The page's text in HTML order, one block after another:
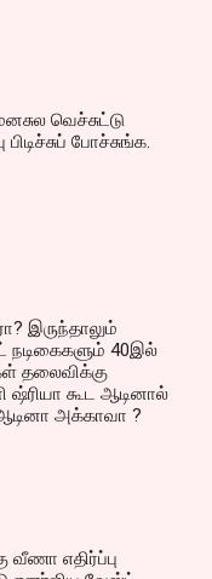
வெச்சுட்டு
போச்சுங்க.
இருந்தாலும்
நடிகைகளும் 40இல்
தலைவிக்கு
ஷ்ரியா கூட ஆடினால்
அக்காவா ?
எதிர்ப்பு